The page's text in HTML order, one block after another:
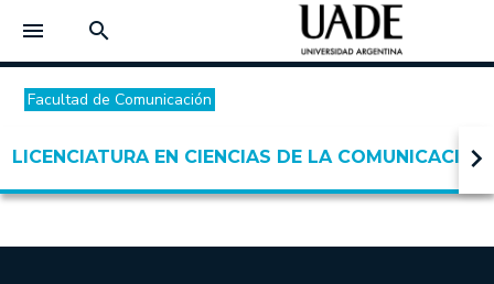
menu search
Facultad de Comunicación
LICENCIATURA EN CIENCIAS DE LA COMUNICACIÓN
keyboard_arrow_right